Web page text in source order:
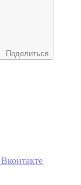
Поделиться
Вконтакте